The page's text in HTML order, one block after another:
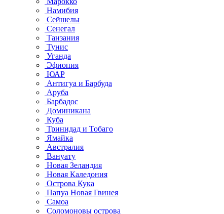
Намибия
Сейшелы
Сенегал
Танзания
Тунис
Уганда
Эфиопия
ЮАР
Антигуа и Барбуда
Аруба
Барбадос
Доминикана
Куба
Тринидад и Тобаго
Ямайка
Австралия
Вануату
Новая Зеландия
Новая Каледония
Острова Кука
Папуа Новая Гвинея
Самоа
Соломоновы острова